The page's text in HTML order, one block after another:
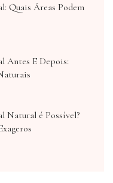
Quais Áreas Podem
Antes E Depois:
Natural é Possível?